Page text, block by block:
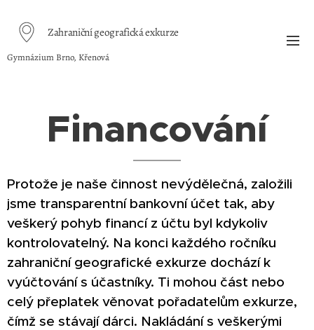
Zahraniční geografická exkurze
Gymnázium Brno, Křenová
Financování
Protože je naše činnost nevýdělečná, založili
jsme transparentní bankovní účet tak, aby
veškerý pohyb financí z účtu byl kdykoliv
kontrolovatelný. Na konci každého ročníku
zahraniční geografické exkurze dochází k
vyúčtování s účastníky. Ti mohou část nebo
celý přeplatek věnovat pořadatelům exkurze,
čímž se stávají dárci. Nakládání s veškerými